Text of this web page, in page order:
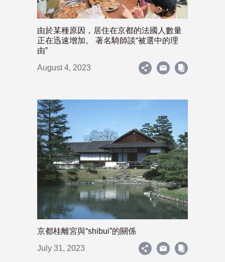
由於某種原因，居住在京都的法國人數量
正在迅速增加。 著名騎師談“被選中的理
由”
August 4, 2023
京都桂離宮與“shibui”的關係
July 31, 2023